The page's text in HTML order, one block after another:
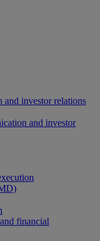
and investor relations
and investor
financial